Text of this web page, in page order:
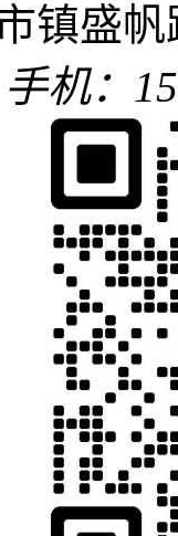
镇盛帆
手机：